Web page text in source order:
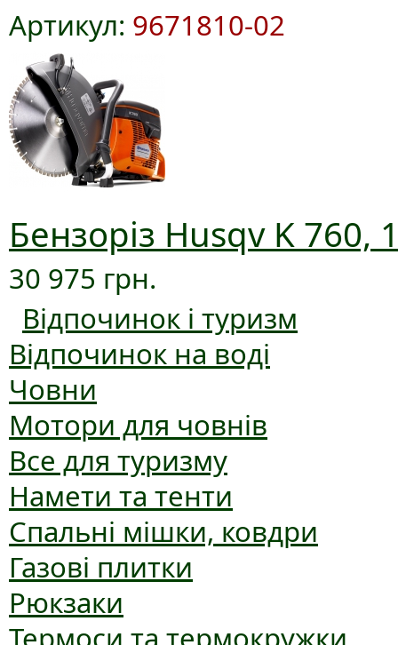
Артикул: 9671810-02
Бензоріз Husqv K 760,
30 975 грн.
Відпочинок і туризм
Відпочинок на воді
Човни
Мотори для човнів
Все для туризму
Намети та тенти
Спальні мішки, ковдри
Газові плитки
Рюкзаки